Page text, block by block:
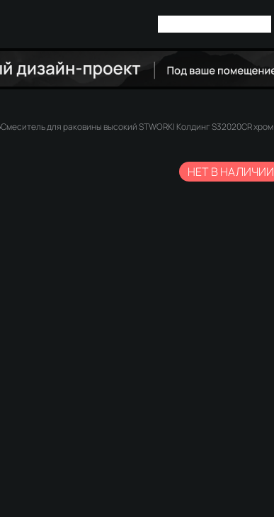
Смеситель для раковины высокий STWORKI Колдинг S32020CR хром
НЕТ В НАЛИЧИИ